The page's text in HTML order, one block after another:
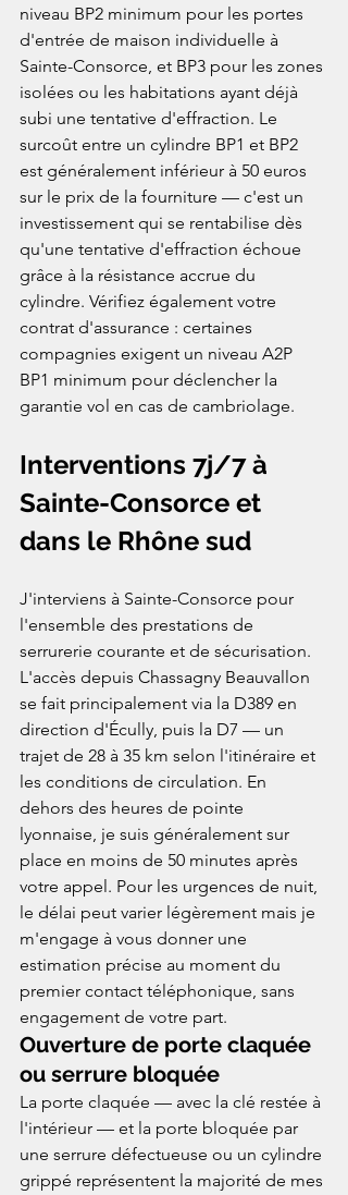
niveau BP2 minimum pour les portes
d'entrée de maison individuelle à
Sainte-Consorce, et BP3 pour les zones
isolées ou les habitations ayant déjà
subi une tentative d'effraction. Le
surcoût entre un cylindre BP1 et BP2
est généralement inférieur à 50 euros
sur le prix de la fourniture — c'est un
investissement qui se rentabilise dès
qu'une tentative d'effraction échoue
grâce à la résistance accrue du
cylindre. Vérifiez également votre
contrat d'assurance : certaines
compagnies exigent un niveau A2P
BP1 minimum pour déclencher la
garantie vol en cas de cambriolage.
Interventions 7j/7 à
Sainte-Consorce et
dans le Rhône sud
J'interviens à Sainte-Consorce pour
l'ensemble des prestations de
serrurerie courante et de sécurisation.
L'accès depuis Chassagny Beauvallon
se fait principalement via la D389 en
direction d'Écully, puis la D7 — un
trajet de 28 à 35 km selon l'itinéraire et
les conditions de circulation. En
dehors des heures de pointe
lyonnaise, je suis généralement sur
place en moins de 50 minutes après
votre appel. Pour les urgences de nuit,
le délai peut varier légèrement mais je
m'engage à vous donner une
estimation précise au moment du
premier contact téléphonique, sans
engagement de votre part.
Ouverture de porte claquée
ou serrure bloquée
La porte claquée — avec la clé restée à
l'intérieur — et la porte bloquée par
une serrure défectueuse ou un cylindre
grippé représentent la majorité de mes